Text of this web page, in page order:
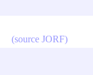
(source JORF)